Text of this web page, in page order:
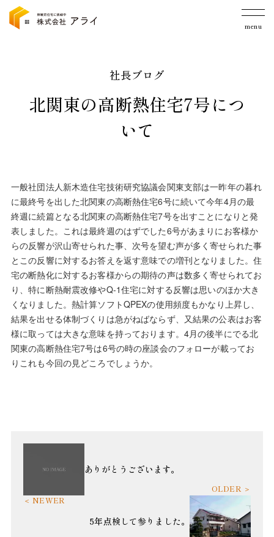
menu
社長ブログ
北関東の高断熱住宅7号につ
いて
一般社団法人新木造住宅技術研究協議会関東支部は一昨年の暮れ
に最終号を出した北関東の高断熱住宅6号に続いて今年4月の最
終週に続篇となる北関東の高断熱住宅7号を出すことになりと発
表しました。これは最終週のはずでした6号があまりにお客様か
らの反響が沢山寄せられた事、次号を望む声が多く寄せられた事
とこの反響に対するお答えを返す意味での増刊となりました。住
宅の断熱化に対するお客様からの期待の声は数多く寄せられてお
り、特に断熱耐震改修やQ-1住宅に対する反響は思いのほか大き
くなりました。熱計算ソフトQPEXの使用頻度もかなり上昇し、
結果を出せる体制づくりは急がねばならず、又結果の公表はお客
様に取っては大きな意味を持っております。4月の後半にでる北
関東の高断熱住宅7号は6号の時の座談会のフォローが載ってお
りこれも今回の見どころでしょうか。
ありがとうございます。
5年点検して参りました。